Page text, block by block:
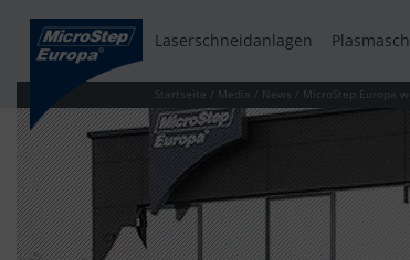
Laserschneidanlagen
Startseite / Media / News / MicroStep Europa